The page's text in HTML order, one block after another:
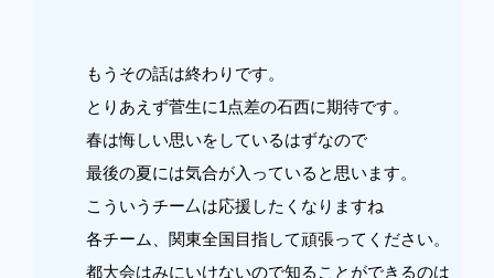
もうその話は終わりです。
とりあえず菅生に1点差の石西に期待です。
春は悔しい思いをしているはずなので
最後の夏には気合が入っていると思います。
こういうチー厶は応援したくなりますね
各チーム、関東全国目指して頑張ってください。
都大会はみにいけないので知ることができるのは